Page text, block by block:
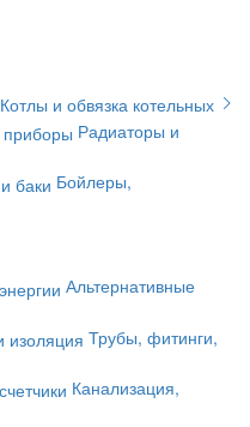
Котлы и обвязка котельных
Радиаторы и
Бойлеры,
Альтернативные
Трубы, фитинги,
Канализация,